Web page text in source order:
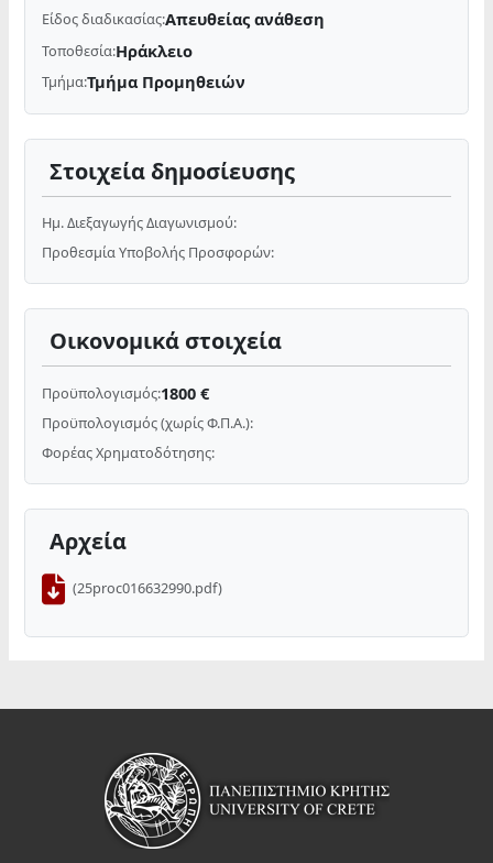
Είδος διαδικασίας:Απευθείας ανάθεση
Τοποθεσία:Ηράκλειο
Τμήμα:Τμήμα Προμηθειών
Στοιχεία δημοσίευσης
Ημ. Διεξαγωγής Διαγωνισμού:
Προθεσμία Υποβολής Προσφορών:
Οικονομικά στοιχεία
Προϋπολογισμός:1800 €
Προϋπολογισμός (χωρίς Φ.Π.Α.):
Φορέας Χρηματοδότησης:
Αρχεία
(25proc016632990.pdf)